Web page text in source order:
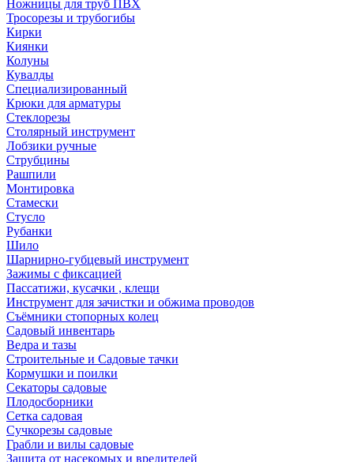
Ножницы для труб ПВХ
Тросорезы и трубогибы
Кирки
Киянки
Колуны
Кувалды
Специализированный
Крюки для арматуры
Стеклорезы
Столярный инструмент
Лобзики ручные
Струбцины
Рашпили
Монтировка
Стамески
Стусло
Рубанки
Шило
Шарнирно-губцевый инструмент
Зажимы с фиксацией
Пассатижи, кусачки , клещи
Инструмент для зачистки и обжима проводов
Съёмники стопорных колец
Садовый инвентарь
Ведра и тазы
Строительные и Садовые тачки
Кормушки и поилки
Секаторы садовые
Плодосборники
Сетка садовая
Сучкорезы садовые
Грабли и вилы садовые
Защита от насекомых и вредителей